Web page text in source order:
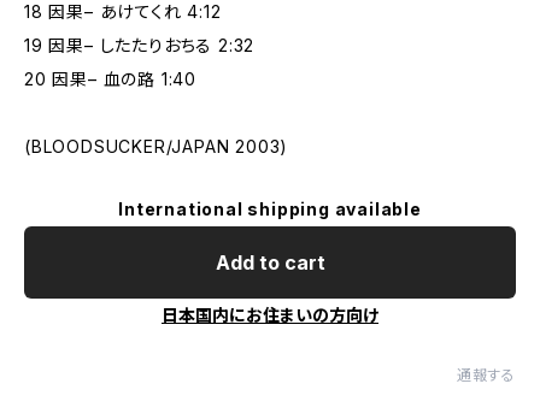
18 因果– あけてくれ 4:12
19 因果– したたりおちる 2:32
20 因果– 血の路 1:40
(BLOODSUCKER/JAPAN 2003)
International shipping available
Add to cart
日本国内にお住まいの方向け
通報する